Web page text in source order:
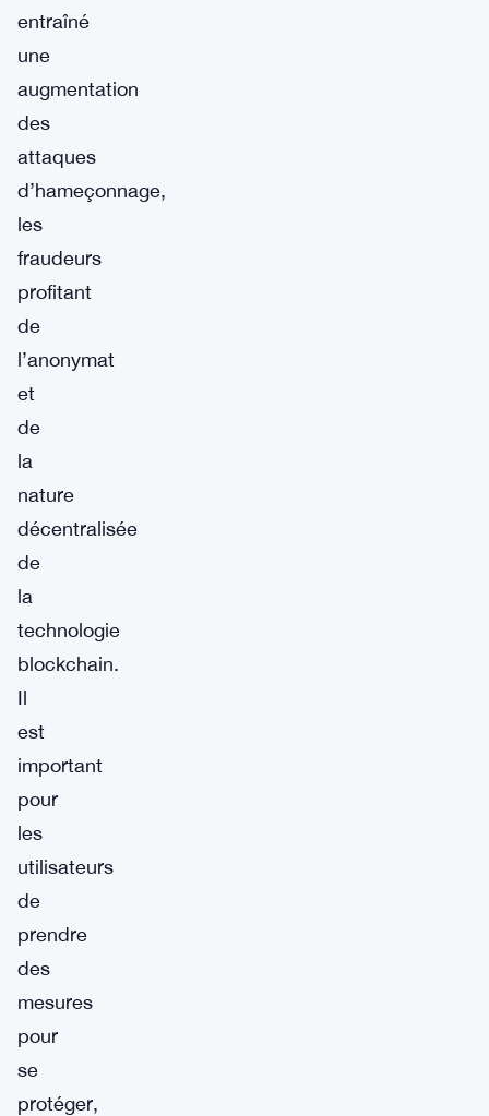
entraîné
une
augmentation
des
attaques
d’hameçonnage,
les
fraudeurs
profitant
de
l’anonymat
et
de
la
nature
décentralisée
de
la
technologie
blockchain.
Il
est
important
pour
les
utilisateurs
de
prendre
des
mesures
pour
se
protéger,